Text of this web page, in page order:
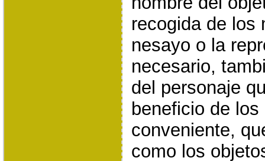
recogida de los
nesayo o la
necesario,
del personaje
beneficio de
conveniente,
como los